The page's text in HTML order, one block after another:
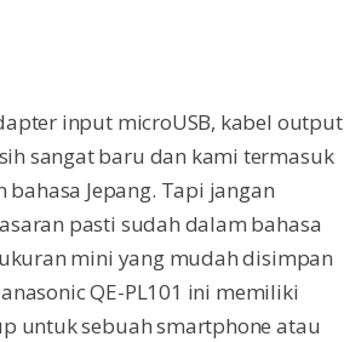
input microUSB, kabel output
sangat baru dan kami termasuk
Jepang. Tapi jangan
pasti sudah dalam bahasa
mini yang mudah disimpan
QE-PL101 ini memiliki
untuk sebuah smartphone atau